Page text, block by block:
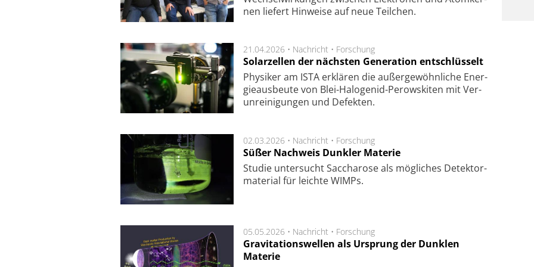
nen lie­fert Hin­wei­se auf neue Teil­chen.
21.04.2026 • Nachricht • Forschung
Solarzellen der nächsten Generation entschlüsselt
Physiker am ISTA er­klä­ren die außer­ge­wöhn­li­che Ener­
gie­aus­beu­te von Blei-Halo­ge­nid-Perows­ki­ten mit Ver­
unrei­ni­gung­en und De­fek­ten.
02.03.2026 • Nachricht • Forschung
Süßer Nachweis Dunkler Materie
Studie unter­sucht Saccha­ro­se als mög­li­ches De­tek­tor­
ma­te­rial für leich­te WIMPs.
05.05.2026 • Nachricht • Forschung
Gravitationswellen als Ursprung der Dunklen
Materie